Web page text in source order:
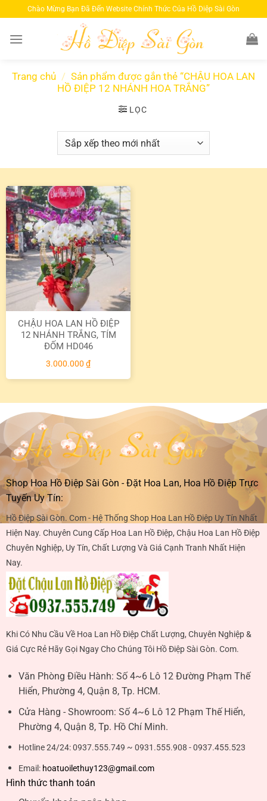
qua
nội
Chào Mừng Bạn Đã Đến Website Chính Thức Của Hồ Diệp Sài Gòn
Trang chủ / Sản phẩm được gắn thẻ “CHẬU HOA LAN
HỒ ĐIỆP 12 NHÁNH HOA TRẮNG”
LỌC
CHẬU HOA LAN HỒ ĐIỆP
12 NHÁNH TRẮNG, TÍM
ĐỐM HD046
3.000.000 ₫
Shop Hoa Hồ Điệp Sài Gòn - Đặt Hoa Lan, Hoa Hồ Điệp Trực
Tuyến Uy Tín:
Hồ Điệp Sài Gòn. Com - Hệ Thống Shop Hoa Lan Hồ Điệp Uy Tín Nhất
Hiện Nay. Chuyên Cung Cấp Hoa Lan Hồ Điệp, Chậu Hoa Lan Hồ Điệp
Chuyên Nghiệp, Uy Tín, Chất Lượng Và Giá Cạnh Tranh Nhất Hiện
Nay.
Khi Có Nhu Cầu Về Hoa Lan Hồ Điệp Chất Lượng, Chuyên Nghiệp &
Giá Cực Rẻ Hãy Gọi Ngay Cho Chúng Tôi Hồ Điệp Sài Gòn. Com.
Văn Phòng Điều Hành: Số 4~6 Lô 12 Đường Phạm Thế
Hiển, Phường 4, Quận 8, Tp. HCM.
Cửa Hàng - Showroom: Số 4~6 Lô 12 Phạm Thế Hiển,
Phường 4, Quận 8, Tp. Hồ Chí Minh.
Hotline 24/24:0937.555.749 ~ 0931.555.908 - 0937.455.523
Email: hoatuoilethuy123@gmail.com
Hình thức thanh toán